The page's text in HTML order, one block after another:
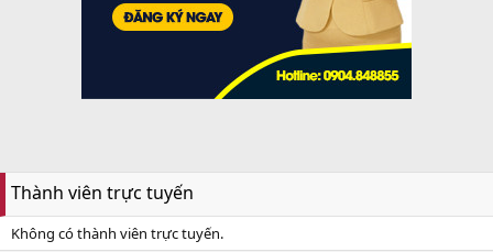
Thành viên trực tuyến
Không có thành viên trực tuyến.